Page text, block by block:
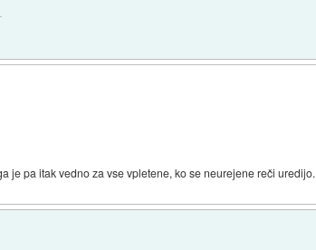
je pa itak vedno za vse vpletene, ko se neurejene reči uredijo.